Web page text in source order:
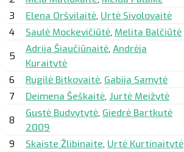
3
Elena Oršvilaitė, Urtė Sivolovaitė
4
Saulė Mockevičiūtė, Melita Balčiūtė
5
Adrija Šiaučiūnaitė, Andrėja
Kuraitytė
6
Rugilė Bitkovaitė, Gabija Samytė
7
Deimena Šeškaitė, Jurtė Meižytė
8
Gustė Budvytytė, Giedrė Bartkutė
2009
9
Skaiste Žlibinaite, Urtė Kurtinaitytė